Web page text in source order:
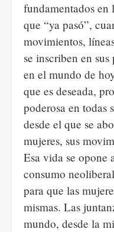
fundamentados
que “ya pasó”,
movimientos,
se inscriben en
en el mundo de
que es deseada,
poderosa en todas
desde el que se
mujeres, sus
Esa vida se opone
consumo
para que las
mismas. Las
mundo, desde la